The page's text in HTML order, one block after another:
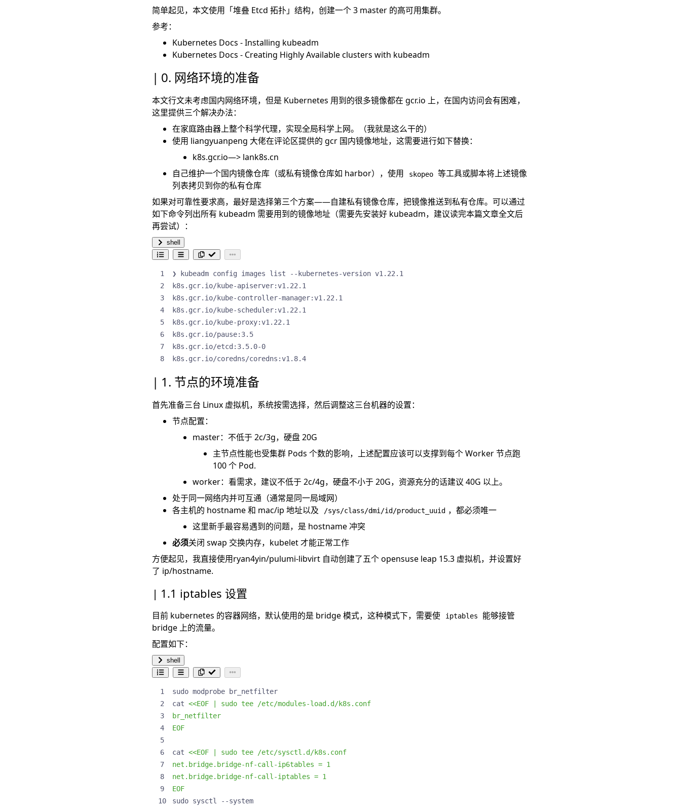
简单起见，本文使用「堆叠 Etcd 拓扑」结构，创建一个 3 master 的高可用集群。
参考：
Kubernetes Docs - Installing kubeadm
Kubernetes Docs - Creating Highly Available clusters with kubeadm
0. 网络环境的准备
本文行文未考虑国内网络环境，但是 Kubernetes 用到的很多镜像都在 gcr.io 上，在国内访问会有困难，
这里提供三个解决办法：
在家庭路由器上整个科学代理，实现全局科学上网。（我就是这么干的）
使用 liangyuanpeng 大佬在评论区提供的 gcr 国内镜像地址，这需要进行如下替换：
k8s.gcr.io—> lank8s.cn
自己维护一个国内镜像仓库（或私有镜像仓库如 harbor），使用
skopeo 等工具或脚本将上述镜像
列表拷贝到你的私有仓库
如果对可靠性要求高，最好是选择第三个方案——自建私有镜像仓库，把镜像推送到私有仓库。可以通过
如下命令列出所有 kubeadm 需要用到的镜像地址（需要先安装好 kubeadm，建议读完本篇文章全文后
再尝试）：
shell
k8s.gcr.io/coredns/coredns:v1.8.4
1. 节点的环境准备
首先准备三台 Linux 虚拟机，系统按需选择，然后调整这三台机器的设置：
节点配置：
master：不低于 2c/3g，硬盘 20G
主节点性能也受集群 Pods 个数的影响，上述配置应该可以支撑到每个 Worker 节点跑
100 个 Pod.
worker：看需求，建议不低于 2c/4g，硬盘不小于 20G，资源充分的话建议 40G 以上。
处于同一网络内并可互通（通常是同一局域网）
各主机的 hostname 和 mac/ip 地址以及
/sys/class/dmi/id/product_uuid ，都必须唯一
这里新手最容易遇到的问题，是 hostname 冲突
必须关闭 swap 交换内存，kubelet 才能正常工作
方便起见，我直接使用ryan4yin/pulumi-libvirt 自动创建了五个 opensuse leap 15.3 虚拟机，并设置好
了 ip/hostname.
1.1 iptables 设置
目前 kubernetes 的容器网络，默认使用的是 bridge 模式，这种模式下，需要使 iptables
能够接管
bridge 上的流量。
配置如下：
shell
cat
EOF
cat
EOF
sudo sysctl --system